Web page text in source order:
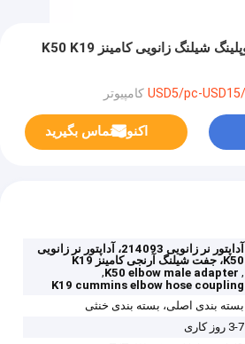
آداپتور زانویی زانویی کوپلینگ شیلنگ زانویی کامینز K50 K19
اکنون تماس بگیرید
آداپتور نر زانویی 214093، آداپتور نر زانویی
K50، جفت شیلنگ آرنجی کامینز K19
,
K50 elbow male adapter
,
K19 cummins elbow hose coupling
بسته بندی اصلی، بسته بندی خنثی
3-7 روز کاری